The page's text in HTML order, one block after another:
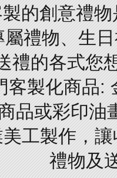
的創意禮
禮物、生
禮的各式您
客製化商品:
品或彩印油
工製作，
禮物及